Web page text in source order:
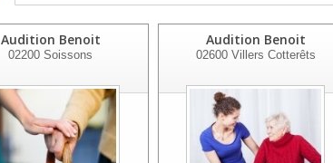
Audition Benoit
02200 Soissons
Audition Benoit
02600Villers Cotterêts